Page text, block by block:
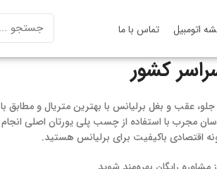
اتومبیل تماس با ما
کشور
عقب و بغل برلیانس با بهترین متریال و مطابق با
مجرب با استفاده از چسب پلی یورتان اصلی انجام
اقتصادی باکیفیت برای برلیانس هستید.